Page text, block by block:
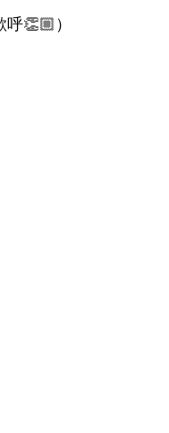
👏🏼）